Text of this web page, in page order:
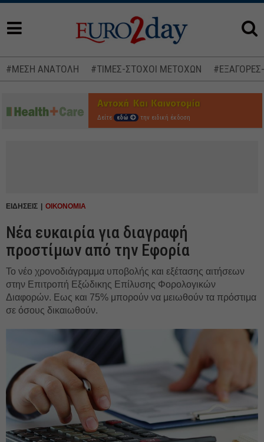
#ΜΕΣΗ ΑΝΑΤΟΛΗ #ΤΙΜΕΣ-ΣΤΟΧΟΙ ΜΕΤΟΧΩΝ
Δείτε εδώ την ειδική έκδοση
ΕΙΔΗΣΕΙΣ ΟΙΚΟΝΟΜΙΑ
Νέα ευκαιρία για διαγραφή
προστίμων από την Εφορία
Το νέο χρονοδιάγραμμα υποβολής και εξέτασης αιτήσεων
στην Επιτροπή Εξώδικης Επίλυσης Φορολογικών
Διαφορών. Εως και 75% μπορούν να μειωθούν τα πρόστιμα
σε όσους δικαιωθούν.